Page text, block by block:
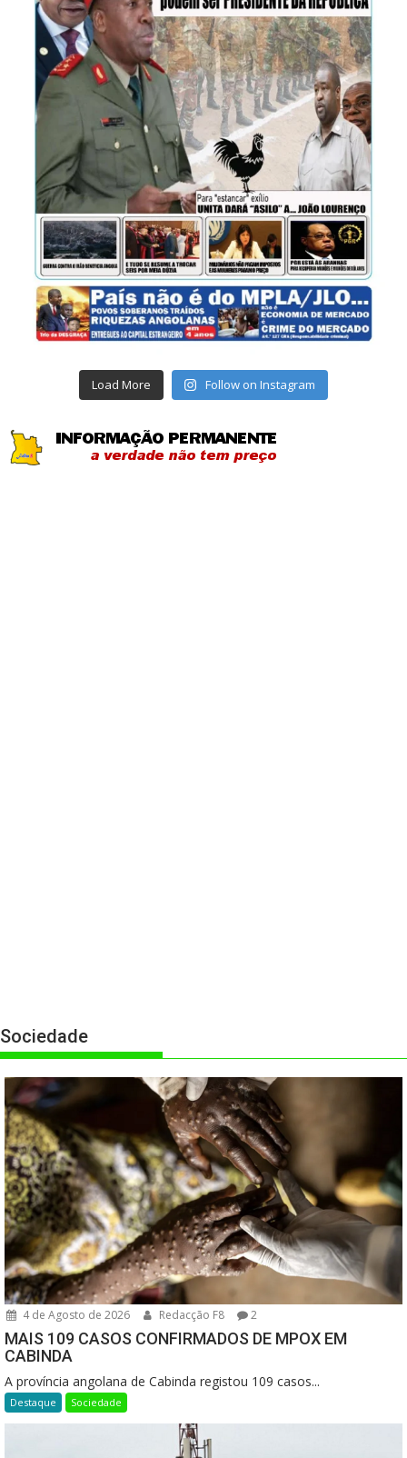
Load More Follow on Instagram
Sociedade
4 de Agosto de 2026 Redacção F8 2
MAIS 109 CASOS CONFIRMADOS DE MPOX EM
CABINDA
A província angolana de Cabinda registou 109 casos...
Destaque Sociedade